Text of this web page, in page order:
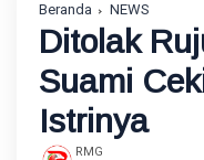
Beranda NEWS
Ditolak
Suami
Istrinya
RMG